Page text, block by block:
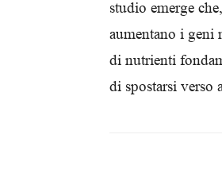
studio emerge
aumentano i geni
di nutrienti
di spostarsi